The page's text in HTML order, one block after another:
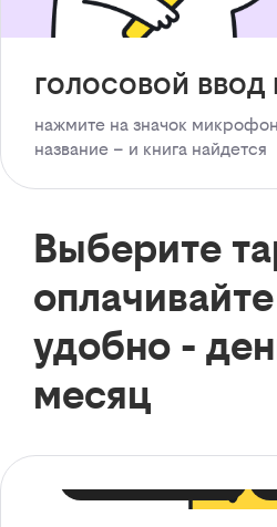
голосовой ввод
нажмите на значок
название – и книга найдется
Выберите
удобно -
месяц